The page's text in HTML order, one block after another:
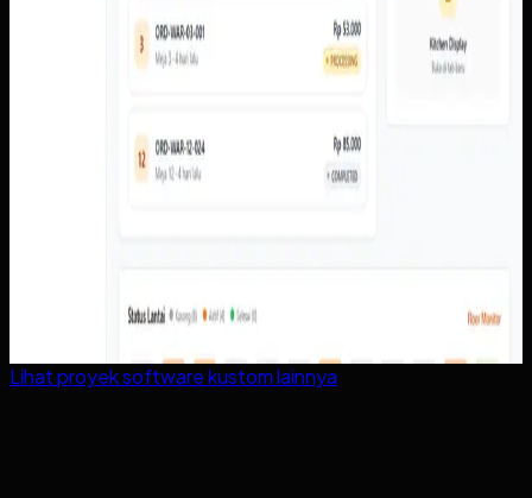
Lihat proyeksoftware kustomlainnya